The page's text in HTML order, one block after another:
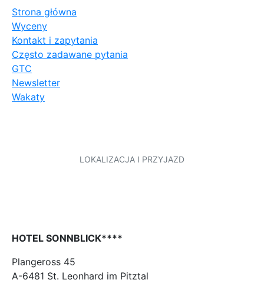
Strona główna
Wyceny
Kontakt i zapytania
Często zadawane pytania
GTC
Newsletter
Wakaty
LOKALIZACJA I PRZYJAZD
HOTEL SONNBLICK****
Plangeross 45
A-6481 St. Leonhard im Pitztal